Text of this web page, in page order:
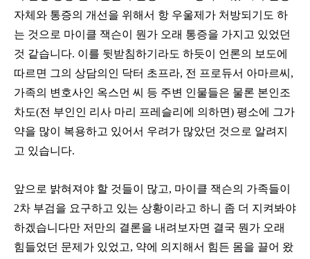
자체와 통증의 개선을 위해서 항 우울제가 처방되기도 하
는 것으로 마이클 잭슨이 뭔가 오래 통증을 가지고 있었던
것 같습니다. 이를 뒷받침하기라도 하듯이 언론의 보도에
따르면 그의 상담의인 닥터 초프라, 전 프로듀서 아마르씨 ,
가족의 변호사인 옥스먼 씨 등 주변 인물들은 물론 본인조
차도(전 부인인 리사 마리 프레슬리에 의하면) 평소에 그가
약을 많이 복용하고 있어서 우려가 많았던 것으로 알려지
고 있습니다.
앞으로 밝혀져야 할 것들이 많고, 마이클 잭슨의 가족들이
2차 부검을 요구하고 있는 상황이라고 하니 좀 더 지켜봐야
하겠습니다만 저만의 결론을 내려보자면 결국 뭔가 오래
힘들었던 문제가 있었고, 약에 의지해서 힘든 몸을 끌어 왔